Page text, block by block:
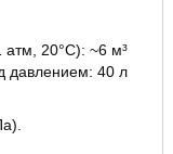
20°C): ~6 м³
давлением: 40 л